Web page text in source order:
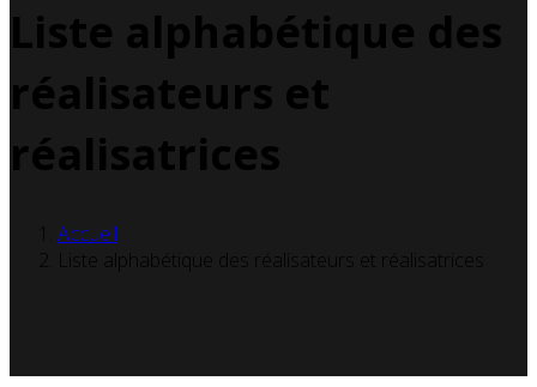
Liste alphabétique des
réalisateurs et
réalisatrices
Accueil
Liste alphabétique des réalisateurs et réalisatrices